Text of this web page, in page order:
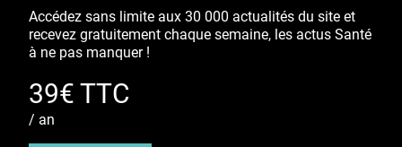
Accédez sans limite aux 30 000 actualités du site et
recevez gratuitement chaque semaine, les actus Santé
à ne pas manquer !
39€ TTC
/ an